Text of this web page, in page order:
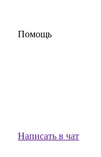
Помощь
Написать в чат